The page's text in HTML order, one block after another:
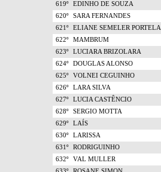
619º
EDINHO DE SOUZA
620º
SARA FERNANDES
621º
ELIANE SEMELER PORTELA
622º
MAMBRUM
623º
LUCIARA BRIZOLARA
624º
DOUGLAS ALONSO
625º
VOLNEI CEGUINHO
626º
LARA SILVA
627º
LUCIA CASTÊNCIO
628º
SERGIO MOTTA
629º
LAÍS
630º
LARISSA
631º
RODRIGUINHO
632º
VAL MULLER